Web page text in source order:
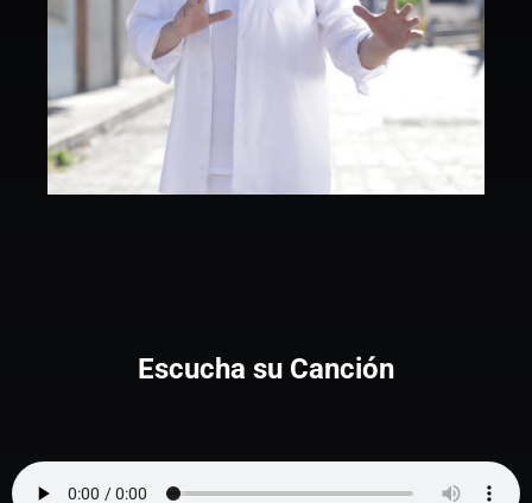
Escucha su Canción